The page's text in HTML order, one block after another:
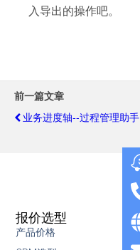
入导出的操作吧。
前一篇文章
业务进度轴--过程管理助手
报价选型
产品价格